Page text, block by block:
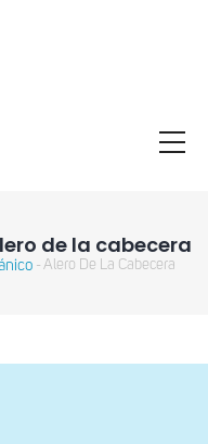
de la cabecera
- Alero De La Cabecera